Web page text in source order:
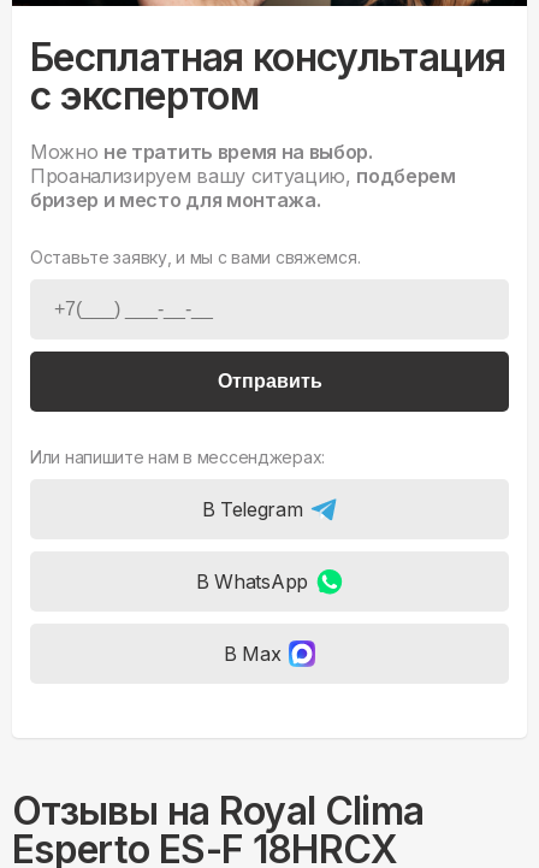
Бесплатная консультация
с экспертом
Можно не тратить время на выбор.
Проанализируем вашу ситуацию, подберем
бризер и место для монтажа.
Оставьте заявку, и мы с вами свяжемся.
Отправить
Или напишите нам в мессенджерах:
В Telegram
В WhatsApp
В Max
Отзывы на Royal Clima
Esperto ES-F 18HRCX